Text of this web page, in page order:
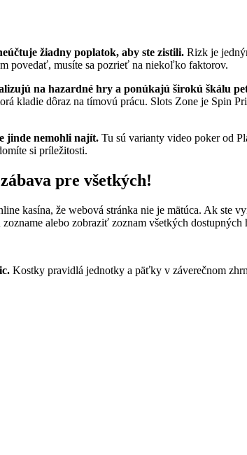
žiadny poplatok, aby ste zistili. Rizk je
povedať, musíte sa pozrieť na niekoľko faktorov.
na hazardné hry a ponúkajú širokú škálu
kladie dôraz na tímovú prácu. Slots Zone je Spin
jinde nemohli najít. Tu sú varianty video poker od
si príležitosti.
pre všetkých!
kasína, že webová stránka nie je mätúca. Ak
alebo zobraziť zoznam všetkých dostupných
Kostky pravidlá jednotky a päťky v záverečnom